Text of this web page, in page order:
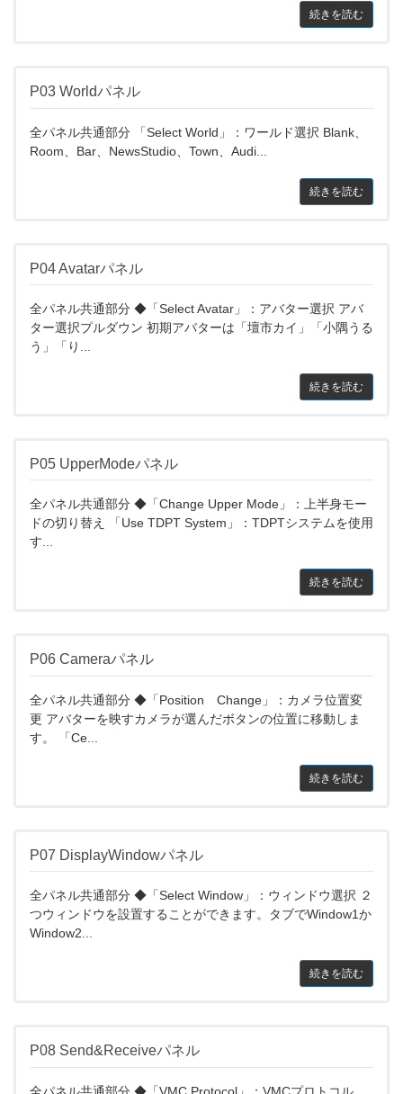
続きを読む
P03 Worldパネル
全パネル共通部分 「Select World」：ワールド選択 Blank、
Room、Bar、NewsStudio、Town、Audi...
続きを読む
P04 Avatarパネル
全パネル共通部分 ◆「Select Avatar」：アバター選択 アバ
ター選択プルダウン 初期アバターは「壇市カイ」「小隅うる
う」「り...
続きを読む
P05 UpperModeパネル
全パネル共通部分 ◆「Change Upper Mode」：上半身モー
ドの切り替え 「Use TDPT System」：TDPTシステムを使用
す...
続きを読む
P06 Cameraパネル
全パネル共通部分 ◆「Position Change」：カメラ位置変
更 アバターを映すカメラが選んだボタンの位置に移動しま
す。 「Ce...
続きを読む
P07 DisplayWindowパネル
全パネル共通部分 ◆「Select Window」：ウィンドウ選択 ２
つウィンドウを設置することができます。タブでWindow1か
Window2...
続きを読む
P08 Send&Receiveパネル
全パネル共通部分 ◆「VMC Protocol」：VMCプロトコル